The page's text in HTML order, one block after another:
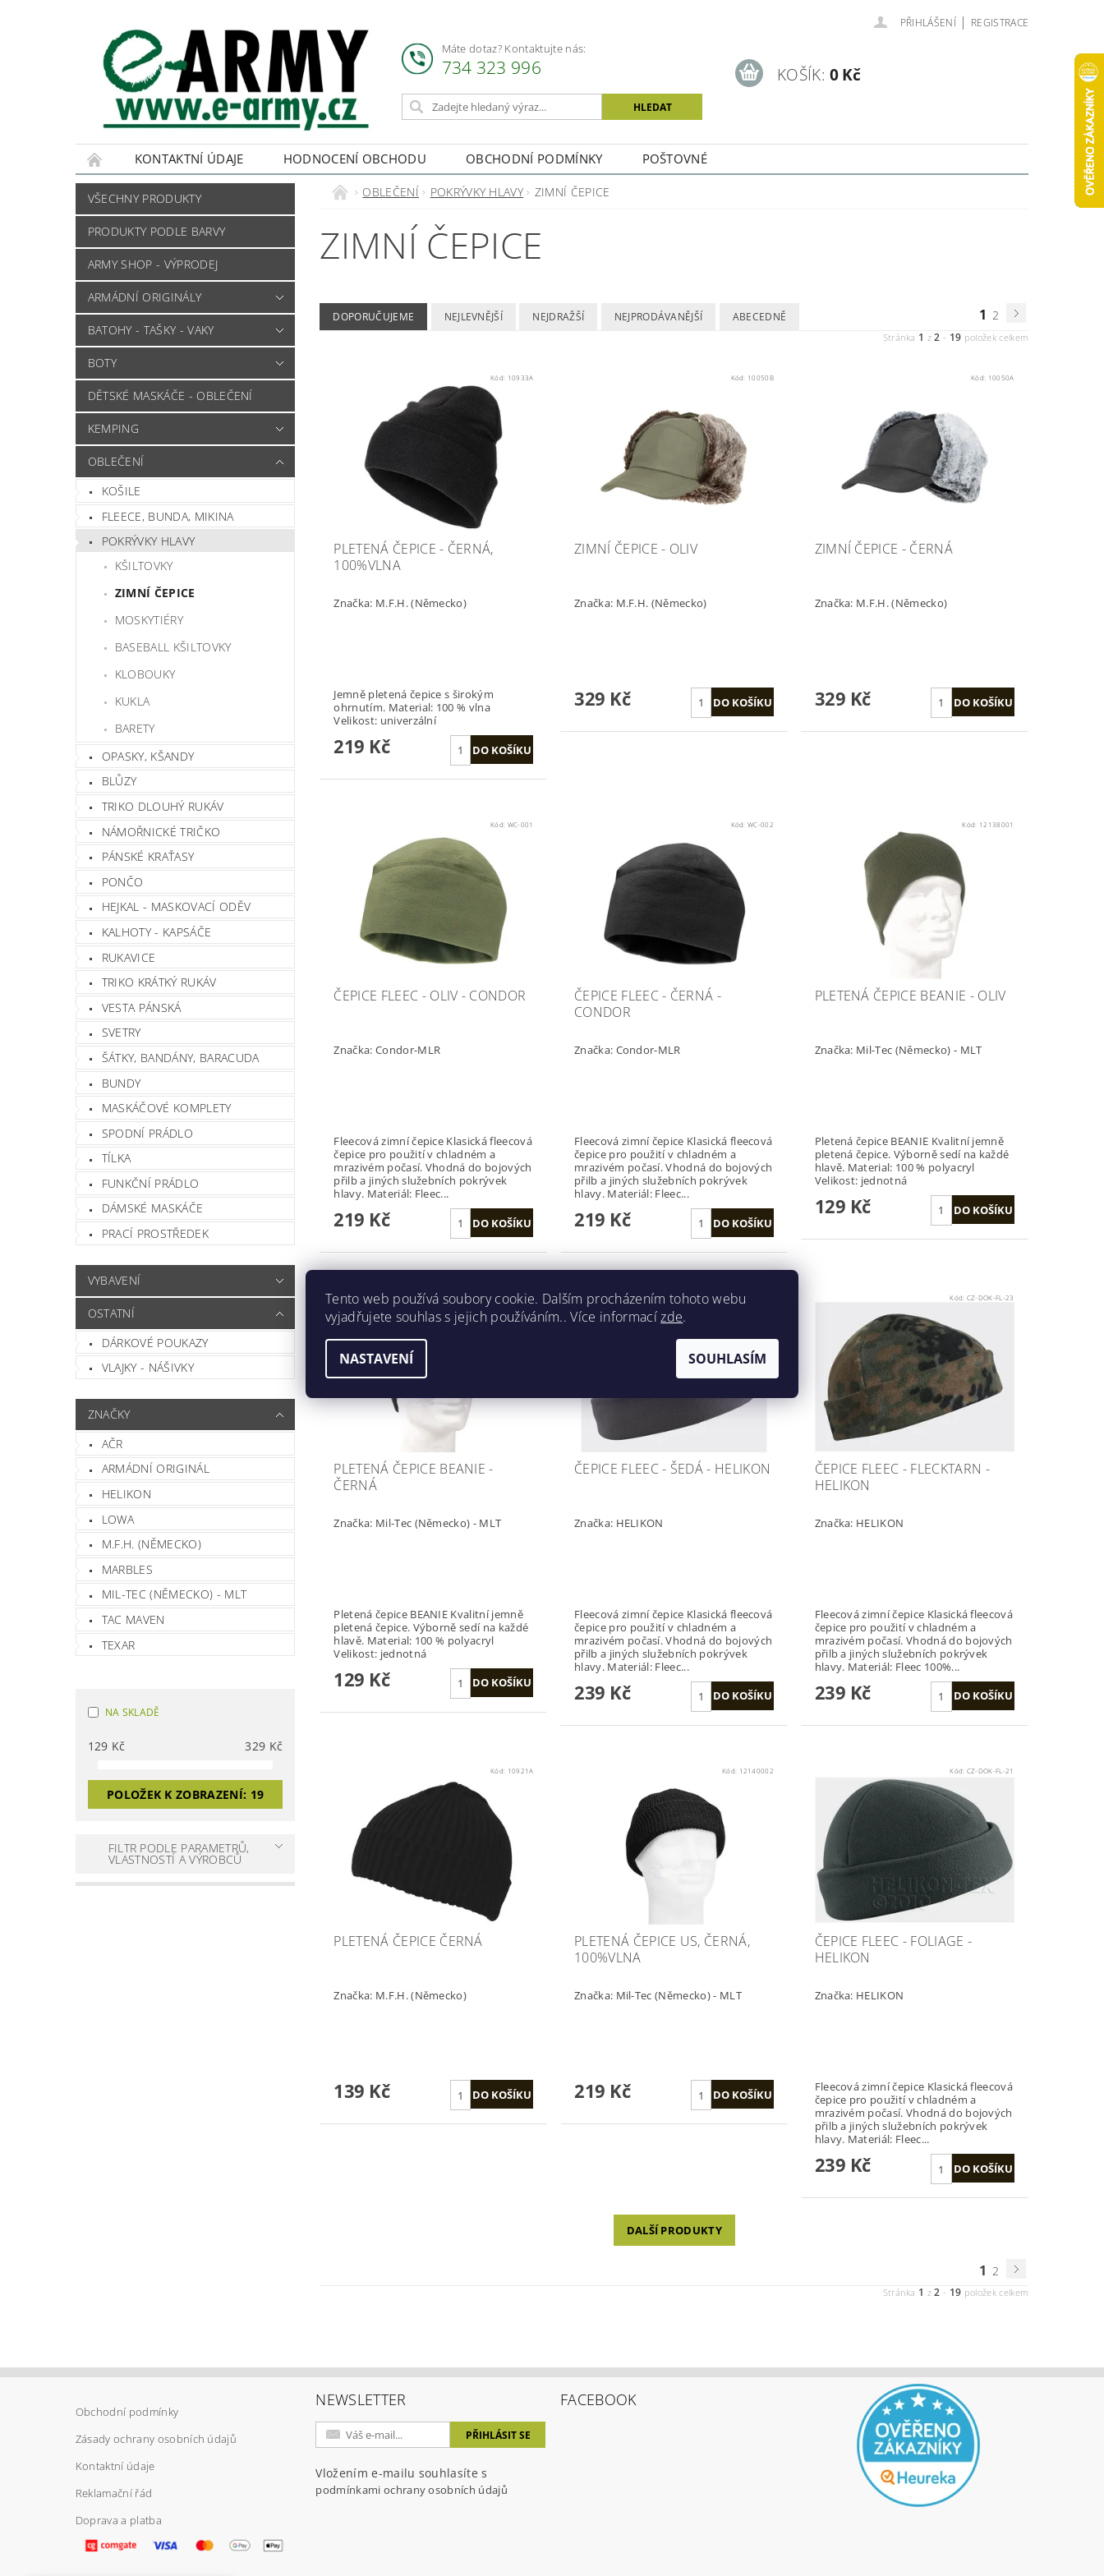
Máte dotaz? Kontaktujte nás:
734 323 996
PŘIHLÁŠENÍ | REGISTRACE
KOŠÍK: 0 Kč
KONTAKTNÍ ÚDAJE HODNOCENÍ OBCHODU OBCHODNÍ PODMÍNKY POŠTOVNÉ
VŠECHNY PRODUKTY
PRODUKTY PODLE BARVY
ARMY SHOP - VÝPRODEJ
ARMÁDNÍ ORIGINÁLY
BATOHY - TAŠKY - VAKY
BOTY
DĚTSKÉ MASKÁČE - OBLEČENÍ
KEMPING
OBLEČENÍ
KOŠILE
FLEECE, BUNDA, MIKINA
POKRÝVKY HLAVY
KŠILTOVKY
ZIMNÍ ČEPICE
MOSKYTIÉRY
BASEBALL KŠILTOVKY
KLOBOUKY
KUKLA
BARETY
OPASKY, KŠANDY
BLŮZY
TRIKO DLOUHÝ RUKÁV
NÁMOŘNICKÉ TRIČKO
PÁNSKÉ KRAŤASY
PONČO
HEJKAL - MASKOVACÍ ODĚV
KALHOTY - KAPSÁČE
RUKAVICE
TRIKO KRÁTKÝ RUKÁV
VESTA PÁNSKÁ
SVETRY
ŠÁTKY, BANDÁNY, BARACUDA
BUNDY
MASKÁČOVÉ KOMPLETY
SPODNÍ PRÁDLO
TÍLKA
FUNKČNÍ PRÁDLO
DÁMSKÉ MASKÁČE
PRACÍ PROSTŘEDEK
VYBAVENÍ
OSTATNÍ
DÁRKOVÉ POUKAZY
VLAJKY - NÁŠIVKY
ZNAČKY
AČR
ARMÁDNÍ ORIGINÁL
HELIKON
LOWA
M.F.H. (NĚMECKO)
MARBLES
MIL-TEC (NĚMECKO) - MLT
TAC MAVEN
TEXAR
NA SKLADĚ
129 Kč 329 Kč
POLOŽEK K ZOBRAZENÍ: 19
FILTR PODLE PARAMETRŮ,
VLASTNOSTÍ A VÝROBCŮ
OBLEČENÍ POKRÝVKY HLAVY ZIMNÍ ČEPICE
ZIMNÍ ČEPICE
DOPORUČUJEME NEJLEVNĚJŠÍ NEJDRAŽŠÍ NEJPRODÁVANĚJŠÍ ABECEDNĚ 1 2
Stránka 1 z2 - 19 položek celkem
Kód: 10933A
PLETENÁ ČEPICE - ČERNÁ,
100%VLNA
Značka: M.F.H. (Německo)
Jemně pletená čepice s širokým
ohrnutím. Material: 100 % vlna
Velikost: univerzální
219 Kč
Kód: 10050B
ZIMNÍ ČEPICE - OLIV
Značka: M.F.H. (Německo)
329 Kč
Kód: 10050A
ZIMNÍ ČEPICE - ČERNÁ
Značka: M.F.H. (Německo)
329 Kč
Kód: WC-001
ČEPICE FLEEC - OLIV - CONDOR
Značka: Condor-MLR
Fleecová zimní čepice Klasická fleecová
čepice pro použití v chladném a
mrazivém počasí. Vhodná do bojových
přilb a jiných služebních pokrývek
hlavy. Materiál: Fleec...
219 Kč
Kód:WC-002
ČEPICE FLEEC - ČERNÁ -
CONDOR
Značka: Condor-MLR
Fleecová zimní čepice Klasická fleecová
čepice pro použití v chladném a
mrazivém počasí. Vhodná do bojových
přilb a jiných služebních pokrývek
hlavy. Materiál: Fleec...
219 Kč
Kód: 12138001
PLETENÁ ČEPICE BEANIE - OLIV
Značka: Mil-Tec (Německo) - MLT
Pletená čepice BEANIE Kvalitní jemně
pletená čepice. Výborně sedí na každé
hlavě. Material: 100 % polyacryl
Velikost: jednotná
129 Kč
Kód:12138002
PLETENÁ ČEPICE BEANIE -
ČERNÁ
Značka: Mil-Tec (Německo) - MLT
Pletená čepice BEANIE Kvalitní jemně
pletená čepice. Výborně sedí na každé
hlavě. Material: 100 % polyacryl
Velikost: jednotná
129 Kč
Kód:CZ-DOK-FL-35
ČEPICE FLEEC - ŠEDÁ - HELIKON
Značka: HELIKON
Fleecová zimní čepice Klasická fleecová
čepice pro použití v chladném a
mrazivém počasí. Vhodná do bojových
přilb a jiných služebních pokrývek
hlavy. Materiál: Fleec...
239 Kč
Kód: CZ-DOK-FL-23
ČEPICE FLEEC - FLECKTARN -
HELIKON
Značka: HELIKON
Fleecová zimní čepice Klasická fleecová
čepice pro použití v chladném a
mrazivém počasí. Vhodná do bojových
přilb a jiných služebních pokrývek
hlavy. Materiál: Fleec 100%...
239 Kč
Kód: 10921A
PLETENÁ ČEPICE ČERNÁ
Značka: M.F.H. (Německo)
139 Kč
Kód: 12140002
PLETENÁ ČEPICE US, ČERNÁ,
100%VLNA
Značka: Mil-Tec (Německo) - MLT
219 Kč
Kód: CZ-DOK-FL-21
ČEPICE FLEEC - FOLIAGE -
HELIKON
Značka: HELIKON
Fleecová zimní čepice Klasická fleecová
čepice pro použití v chladném a
mrazivém počasí. Vhodná do bojových
přilb a jiných služebních pokrývek
hlavy. Materiál: Fleec...
239 Kč
DALŠÍ PRODUKTY
1 2
Stránka 1 z2 - 19 položek celkem
Obchodní podmínky
Zásady ochrany osobních údajů
Kontaktní údaje
Reklamační řád
Doprava a platba
NEWSLETTER
Vložením e-mailu souhlasíte s
podmínkami ochrany osobních údajů
FACEBOOK
Tento web používá soubory cookie. Dalším procházením tohoto webu
vyjadřujete souhlas s jejich používáním.. Více informacízde.
NASTAVENÍ SOUHLASÍM